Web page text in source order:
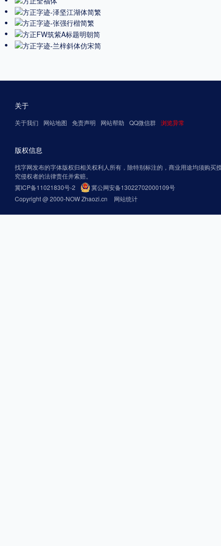
关于
关于我们 网站地图 免责声明 网站帮助 QQ微信群 浏览异常
版权信息
找字网发布的字体版权归相关权利人所有，除特别标注的，商业用途均须购买
究侵权者的法律责任并索赔。
冀ICP备11021830号-2
冀公网安备13022702000109号
Copyright @ 2000-NOW Zhaozi.cn
网站统计